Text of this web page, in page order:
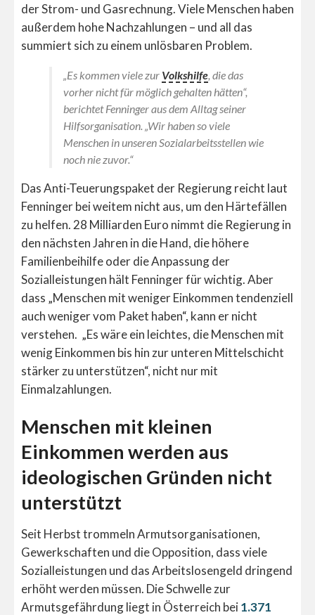
der Strom- und Gasrechnung. Viele Menschen haben
außerdem hohe Nachzahlungen – und all das
summiert sich zu einem unlösbaren Problem.
„Es kommen viele zur Volkshilfe , die das
vorher nicht für möglich gehalten hätten“,
berichtet Fenninger aus dem Alltag seiner
Hilfsorganisation. „Wir haben so viele
Menschen in unseren Sozialarbeitsstellen wie
noch nie zuvor.“
Das Anti-Teuerungspaket der Regierung reicht laut
Fenninger bei weitem nicht aus, um den Härtefällen
zu helfen. 28 Milliarden Euro nimmt die Regierung in
den nächsten Jahren in die Hand, die höhere
Familienbeihilfe oder die Anpassung der
Sozialleistungen hält Fenninger für wichtig. Aber
dass „Menschen mit weniger Einkommen tendenziell
auch weniger vom Paket haben“, kann er nicht
verstehen. „Es wäre ein leichtes, die Menschen mit
wenig Einkommen bis hin zur unteren Mittelschicht
stärker zu unterstützen“, nicht nur mit
Einmalzahlungen.
Menschen mit kleinen
Einkommen werden aus
ideologischen Gründen nicht
unterstützt
Seit Herbst trommeln Armutsorganisationen,
Gewerkschaften und die Opposition, dass viele
Sozialleistungen und das Arbeitslosengeld dringend
erhöht werden müssen. Die Schwelle zur
Armutsgefährdung liegt in Österreich bei1.371